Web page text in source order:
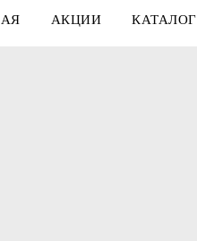
АКЦИИ КАТАЛОГ